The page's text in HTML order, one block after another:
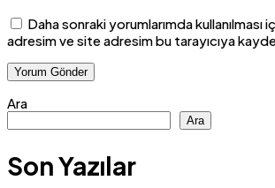
Daha sonraki yorumlarımda kullanılması
adresim ve site adresim bu tarayıcıya
Ara
Ara
Son Yazılar